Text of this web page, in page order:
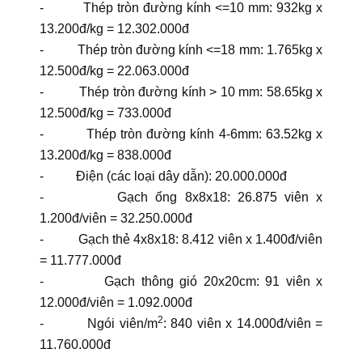
- Thép tròn đường kính <=10 mm: 932kg x
13.200đ/kg = 12.302.000đ
- Thép tròn đường kính <=18 mm: 1.765kg x
12.500đ/kg = 22.063.000đ
- Thép tròn đường kính > 10 mm: 58.65kg x
12.500đ/kg = 733.000đ
- Thép tròn đường kính 4-6mm: 63.52kg x
13.200đ/kg = 838.000đ
- Điện (các loại dây dẫn): 20.000.000đ
- Gạch ống 8x8x18: 26.875 viên x
1.200đ/viên = 32.250.000đ
- Gạch thẻ 4x8x18: 8.412 viên x 1.400đ/viên
= 11.777.000đ
- Gạch thông gió 20x20cm: 91 viên x
12.000đ/viên = 1.092.000đ
- Ngói viên/m2: 840 viên x 14.000đ/viên =
11.760.000đ